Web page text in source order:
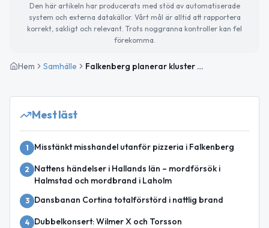
Den här artikeln har producerats med stöd av automatiserade
system och externa datakällor. Vårt mål är alltid att rapportera
korrekt, sakligt och relevant. Trots noggranna kontroller kan fel
förekomma.
Hem Samhälle Falkenberg planerar kluster för restaurangutbildningar
Mest läst
1 Misstänkt misshandel utanför pizzeria i Falkenberg
2
Nattens händelser i Hallands län – mordförsök i
Halmstad och mordbrand i Laholm
3 Dansbanan Cortina totalförstörd i nattlig brand
4 Dubbelkonsert: Wilmer X och Torsson